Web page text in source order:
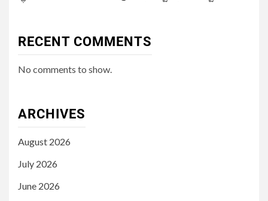
RECENT COMMENTS
No comments to show.
ARCHIVES
August 2026
July 2026
June 2026